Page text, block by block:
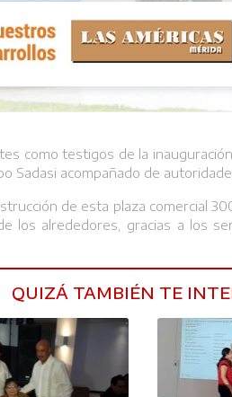
como testigos de la
Sadasi acompañado de
de esta plaza comercial
los alrededores, gracias a los
QUIZÁ TAMBIÉN TE